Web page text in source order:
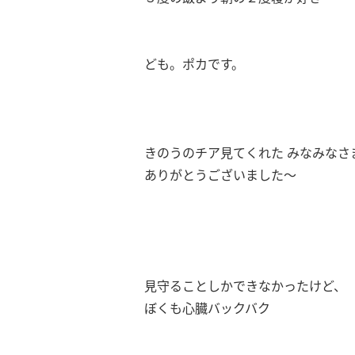
ども。ポカです。
きのうのチア見てくれた みなみなさ
ありがとうございました～
見守ることしかできなかったけど、
ぼくも心臓バックバク